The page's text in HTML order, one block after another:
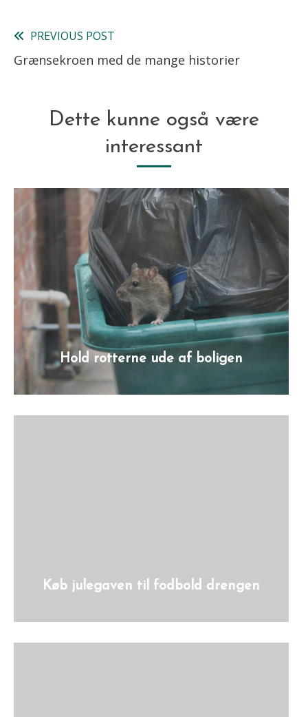
Read
more
PREVIOUS POST
Grænsekroen med de mange historier
Dette kunne også være
interessant
Hold rotterne ude af boligen
Køb julegaven til fodbold drengen